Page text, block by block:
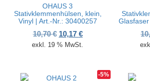
OHAUS 3
Stativklemmenhülsen, klein,
Vinyl | Art.-Nr.: 30400257
10,70€ Ursprünglicher Preis war:
10,17 €Aktueller Preis ist:
exkl. 19 % MwSt.
-5%